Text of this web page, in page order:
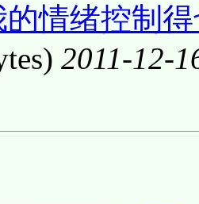
的情绪控制
2011-12-